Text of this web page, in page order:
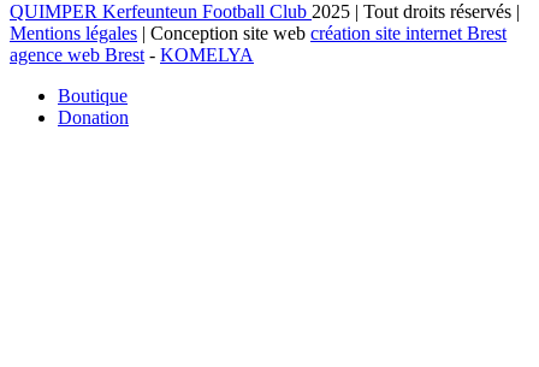
QUIMPER Kerfeunteun Football Club 2025 | Tout droits réservés |
Mentions légales | Conception site web création site internet Brest
agence web Brest - KOMELYA
Boutique
Donation